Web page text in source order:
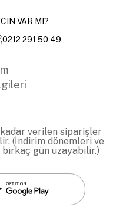
VAR MI?
0212 291 50 49
kadar verilen siparişler
(İndirim dönemleri ve
gün uzayabilir.)